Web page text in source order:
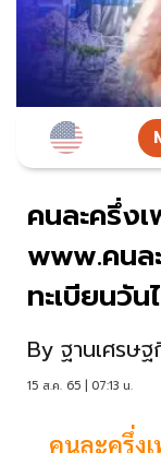
คนละครึ่ง
www.คนล
ทะเบียนวั
By ฐานเศรษ
15 ส.ค. 65 | 07:13 น.
คนละครึ่ง